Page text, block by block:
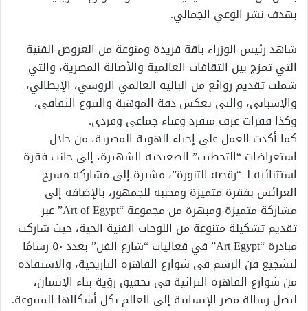
بهدف نشر الوعي الجمالي.
شاهد رئيس الوزراء باقة فريدة ومنوعة من العروض الفنية
التي تمزج بين الثقافات العالمية والأصالة المصرية، والتي
شملت تقديم روائع من الباليه العالمي الروسي، الإيطالي،
والإسباني، والتي تعكس دقة الموهبة والتنوع الثقافي،
وكذا فقرات عزف منفرد وغناء جماعي وفردي.
كما أكدت العمل على إحياء الهوية المصرية، من خلال
استعراضات “التحطيب” الصعيدية الشهيرة، إلى جانب فقرة
استثنائية لـ “رقصة التنورة”، مشيرة إلى مشاركة مسرح
العرائس بفقرة متميزة ومحببة للجمهور، بالإضافة إلى
مشاركة متميزة ومبهرة من مجموعة “Art of Egypt” عبر
تقديم تشكيلة متنوعة من اللوحات الفنية الحية، حيث شاركت
مبادرة “Art Egypt” في فعاليات “شارع الفن” بعدد ٥٠ رسامًا
لتشجيع فن الرسم في شوارع القاهرة التاريخية، والاستفادة
من شوارع القاهرة التراثية في تحقيق رؤية بناء الإنسان،
لتصل رسالة مصر الإنسانية إلى العالم بكل أشكالها المتنوعة.